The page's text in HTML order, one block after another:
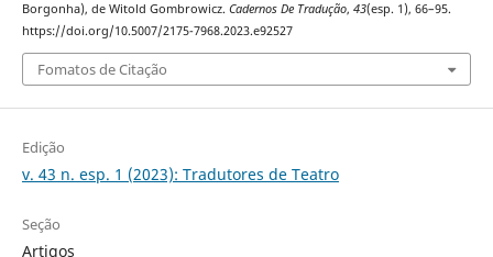
Borgonha), de Witold Gombrowicz. Cadernos De Tradução, 43(esp. 1), 66–95.
https://doi.org/10.5007/2175-7968.2023.e92527
Fomatos de Citação
Edição
v. 43 n. esp. 1 (2023): Tradutores de Teatro
Seção
Artigos